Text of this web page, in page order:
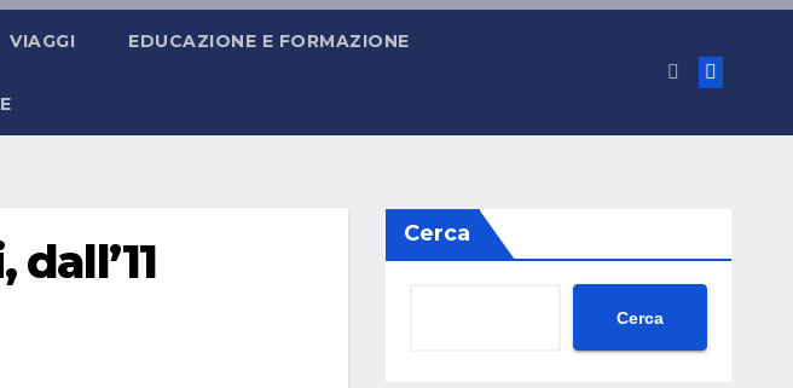
VIAGGI EDUCAZIONE E FORMAZIONE
Cerca
Cerca